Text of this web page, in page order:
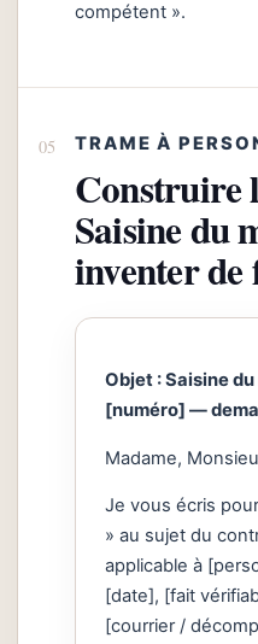
compétent ».
TRAME À
Construire
Saisine du
inventer de
Objet : Saisine
[numéro] —
Madame,
Je vous écris
» au sujet du
applicable à
[date], [fait
[courrier /